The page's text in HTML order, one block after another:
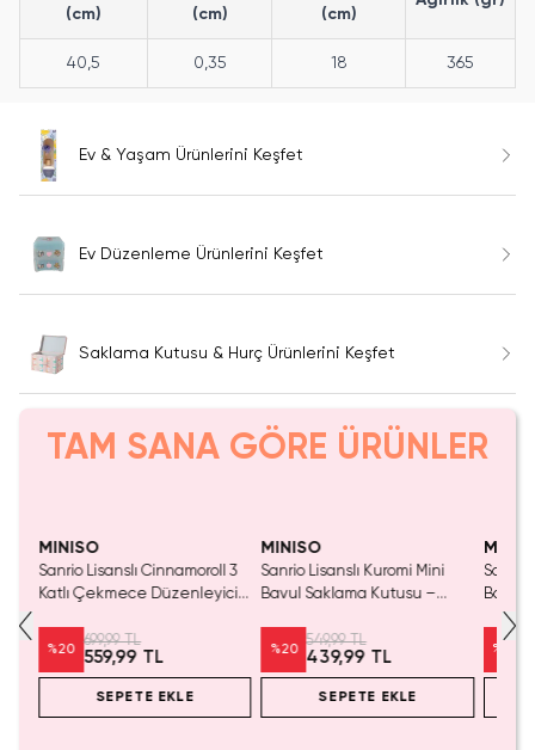
(cm)
(cm)
(cm)
40,5 0,35 18 365
Ev & Yaşam Ürünlerini Keşfet
Ev Düzenleme Ürünlerini Keşfet
Saklama Kutusu & Hurç Ürünlerini Keşfet
TAM SANA GÖRE ÜRÜNLER
MINISO
Sanrio Lisanslı Cinnamoroll 3
Katlı Çekmece Düzenleyici
%20
699,99 TL
559,99 TL
SEPETE EKLE
MINISO
Sanrio Lisanslı Kuromi Mini
Bavul Saklama Kutusu –
%20
549,99 TL
439,99 TL
SEPETE EKLE
Sanrio
Bavul
Şeffaf
%